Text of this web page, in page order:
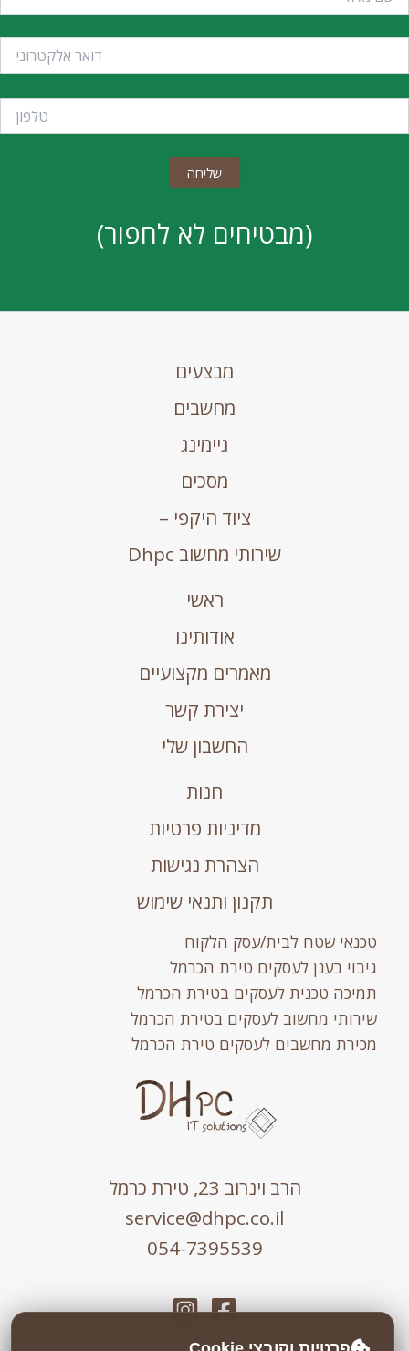
(מבטיחים לא לחפור)
מבצעים
מחשבים
גיימינג
מסכים
ציוד היקפי –
שירותי מחשוב Dhpc
ראשי
אודותינו
מאמרים מקצועיים
יצירת קשר
החשבון שלי
חנות
מדיניות פרטיות
הצהרת נגישות
תקנון ותנאי שימוש
טכנאי שטח לבית/עסק הלקוח
גיבוי בענן לעסקים טירת הכרמל
תמיכה טכנית לעסקים בטירת הכרמל
שירותי מחשוב לעסקים בטירת הכרמל
מכירת מחשבים לעסקים טירת הכרמל
הרב וינרוב 23, טירת כרמל
service@dhpc.co.il
054-7395539